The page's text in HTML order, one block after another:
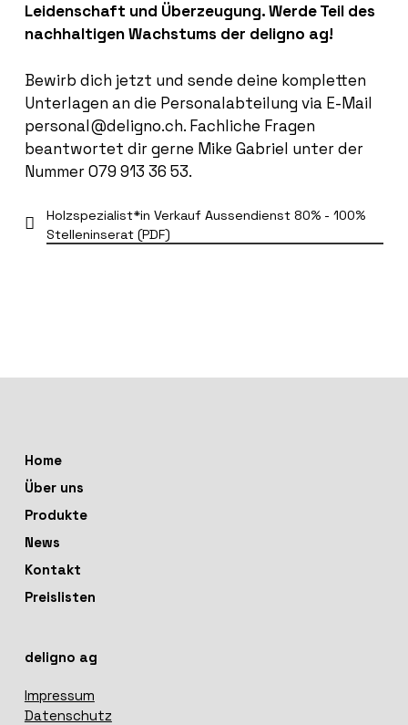
Leidenschaft und Überzeugung. Werde Teil des
nachhaltigen Wachstums der deligno ag!
Bewirb dich jetzt und sende deine kompletten
Unterlagen an die Personalabteilung via E-Mail
personal@deligno.ch. Fachliche Fragen
beantwortet dir gerne Mike Gabriel unter der
Nummer 079 913 36 53.
Holzspezialist*in Verkauf Aussendienst 80% - 100%
Stelleninserat (PDF)
Home
Über uns
Produkte
News
Kontakt
Preislisten
deligno ag
Impressum
Datenschutz